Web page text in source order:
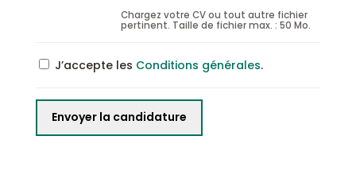
Chargez votre CV ou tout autre fichier
pertinent. Taille de fichier max. : 50 Mo.
J’accepte les Conditions générales.